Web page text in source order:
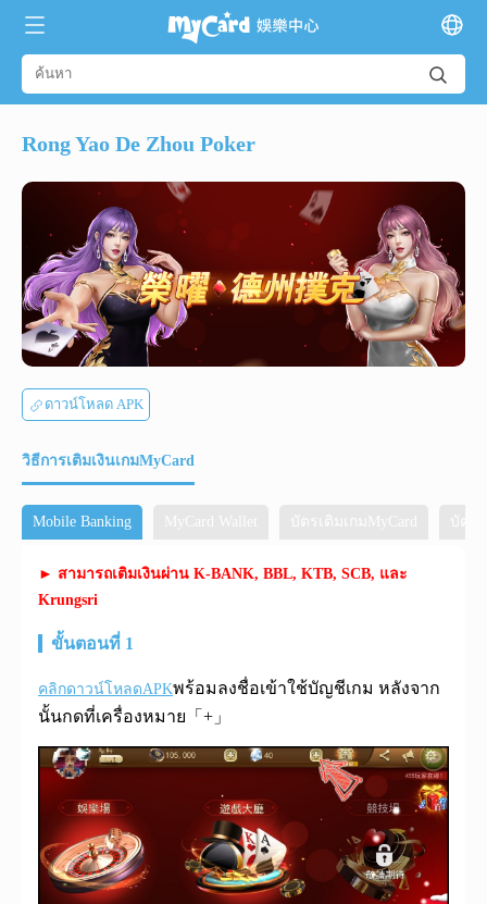
Rong Yao De Zhou Poker
ดาวน์โหลด APK
วิธีการเติมเงินเกมMyCard
Mobile Banking MyCard Wallet บัตรเติมเกมMyCard บัตร
► สามารถเติมเงินผ่าน K-BANK, BBL, KTB, SCB, และ
Krungsri
ขั้นตอนที่ 1
คลิกดาวน์โหลดAPKพร้อมลงชื่อเข้าใช้บัญชีเกม หลังจาก
นั้นกดที่เครื่องหมาย「+」